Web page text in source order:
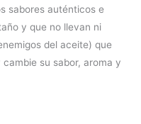
sabores auténticos e
y que no llevan ni
del aceite) que
su sabor, aroma y